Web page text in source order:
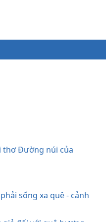
thơ Đường núi của
sống xa quê - cảnh